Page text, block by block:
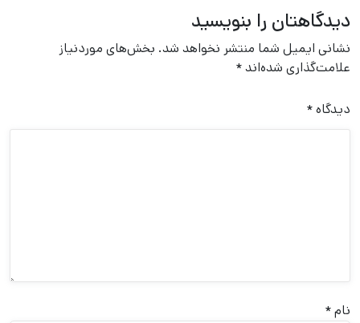
دیدگاهتان را بنویسید
نشانی ایمیل شما منتشر نخواهد شد. بخش‌های موردنیاز
علامت‌گذاری شده‌اند*
دیدگاه*
نام*